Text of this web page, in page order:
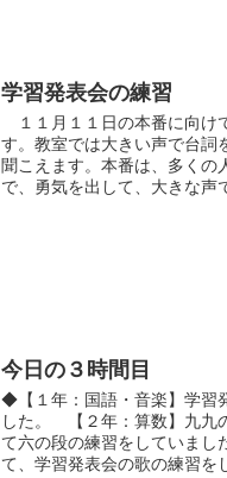
学習発表会の練習
１１月１１日の本番に向け
す。教室では大きい声で台詞
聞こえます。本番は、多くの
で、勇気を出して、大きな声
今日の３時間目
◆【１年：国語・音楽】学習
した。 【２年：算数】九九
て六の段の練習をしていま
て、学習発表会の歌の練習を